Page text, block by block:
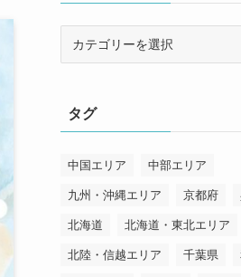
ータグ
中国エリア 中部エリア
九州・沖縄エリア 京都府
北海道 北海道・東北エリア
北陸・信越エリア 千葉県